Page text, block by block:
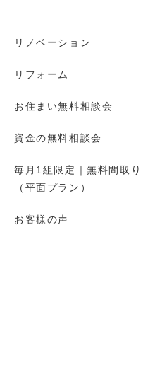
リノベーション
リフォーム
お住まい無料相談会
資金の無料相談会
毎月1組限定｜無料間取り
（平面プラン）
お客様の声